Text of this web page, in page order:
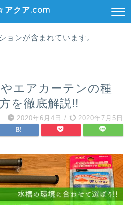
アクア.com
ョンが含まれています。
エアカーテンの種
を徹底解説!!
2020年6月4日 / 2020年7月5日